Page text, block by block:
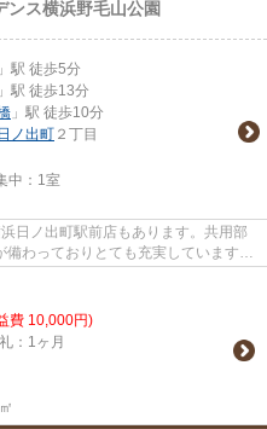
ンス横浜野毛山公園
」駅 徒歩5分
」駅 徒歩13分
」駅 徒歩10分
日ノ出町 ２丁目
中： 1室
日ノ出町駅前店もあります。共用部
わっておりとても充実しています。
費 10,000円)
：1ヶ月